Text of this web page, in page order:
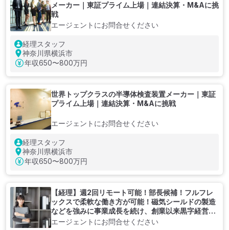
メーカー｜東証プライム上場｜連結決算・M&Aに挑
戦
エージェントにお問合せください
経理スタッフ
神奈川県横浜市
年収650〜800万円
世界トップクラスの半導体検査装置メーカー｜東証
プライム上場｜連結決算・M&Aに挑戦
エージェントにお問合せください
経理スタッフ
神奈川県横浜市
年収650〜800万円
【経理】週2回リモート可能！部長候補！フルフレ
ックスで柔軟な働き方が可能！磁気シールドの製造
などを強みに事業成長を続け、創業以来黒字経営の
メーカー企業
エージェントにお問合せください